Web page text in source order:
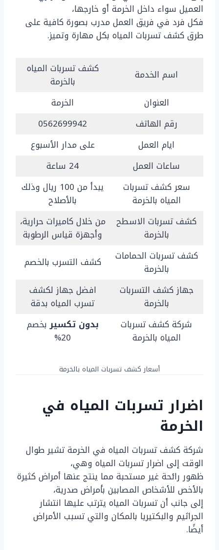
العميل سواء داخل الخرمة أو خارجها،
فكل فرد في فريق العمل مدرب بصورة كافية على
طرق كشف تسربات المياه بكل مهارة وتميز.
اسم الخدمة
كشف تسربات المياه
بالخرمة
العنوان
الخرمة
رقم الهاتف
0562699942
ايام العمل
على مدار الأسبوع
ساعات العمل
24 ساعة
سعر كشف تسربات
المياه بالخرمة
يبدأ من 100 ريال وذلك
بالأصلاح
كشف تسربات الاسطح
بالخرمة
من خلال كاميرات حرارية،
وأجهزة قياس الرطوبة
كشف تسربات الحمامات
بالخرمة
كشف التسرب بالخصم
جهاز كشف التسربات
بالخرمة
افضل جهاز لكشف
تسرب المياه بدقة
شركة كشف تسربات
المياه بالخرمة
بدون تكسيربخصم
20%
أسعار كشف تسربات المياه بالخرمة
اضرار تسربات المياه في
الخرمة
شركة كشف تسربات المياه في الخرمة تشير طوال
الوقت إلى اضرار تسربات المياه وهي،
ظهور رائحة غير مستحبة مما ينتج عنها أمراض كثيرة
بالأخص للأشخاص المصابين بأمراض صدرية،
إلى جانب أن تسربات المياه يترتب عليها انتشار
الجراثيم والبكتيريا بالمكان والتي تسبب الأمراض
أيضًا.